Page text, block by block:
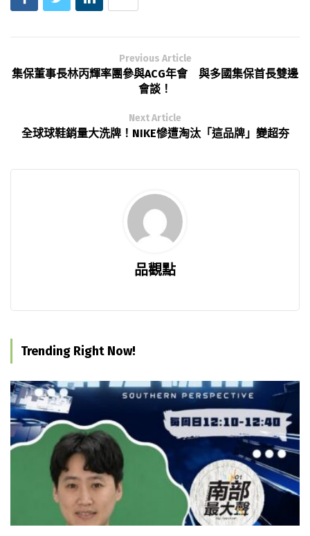
Previous Article
集保董事長林丙輝率團參與ACG年會 與多國集保首長雙邊
會談！
Next Article
全球球鞋銷量大洗牌！NIKE慘遭淘汰「這品牌」變超夯
品觀點
Trending Right Now!